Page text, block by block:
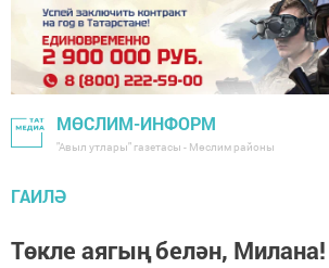
МӨСЛИМ-ИНФОРМ
"Авыл утлары" газетасы - Мөслим районы
ГАИЛӘ
Төкле аягың белән, Милана!